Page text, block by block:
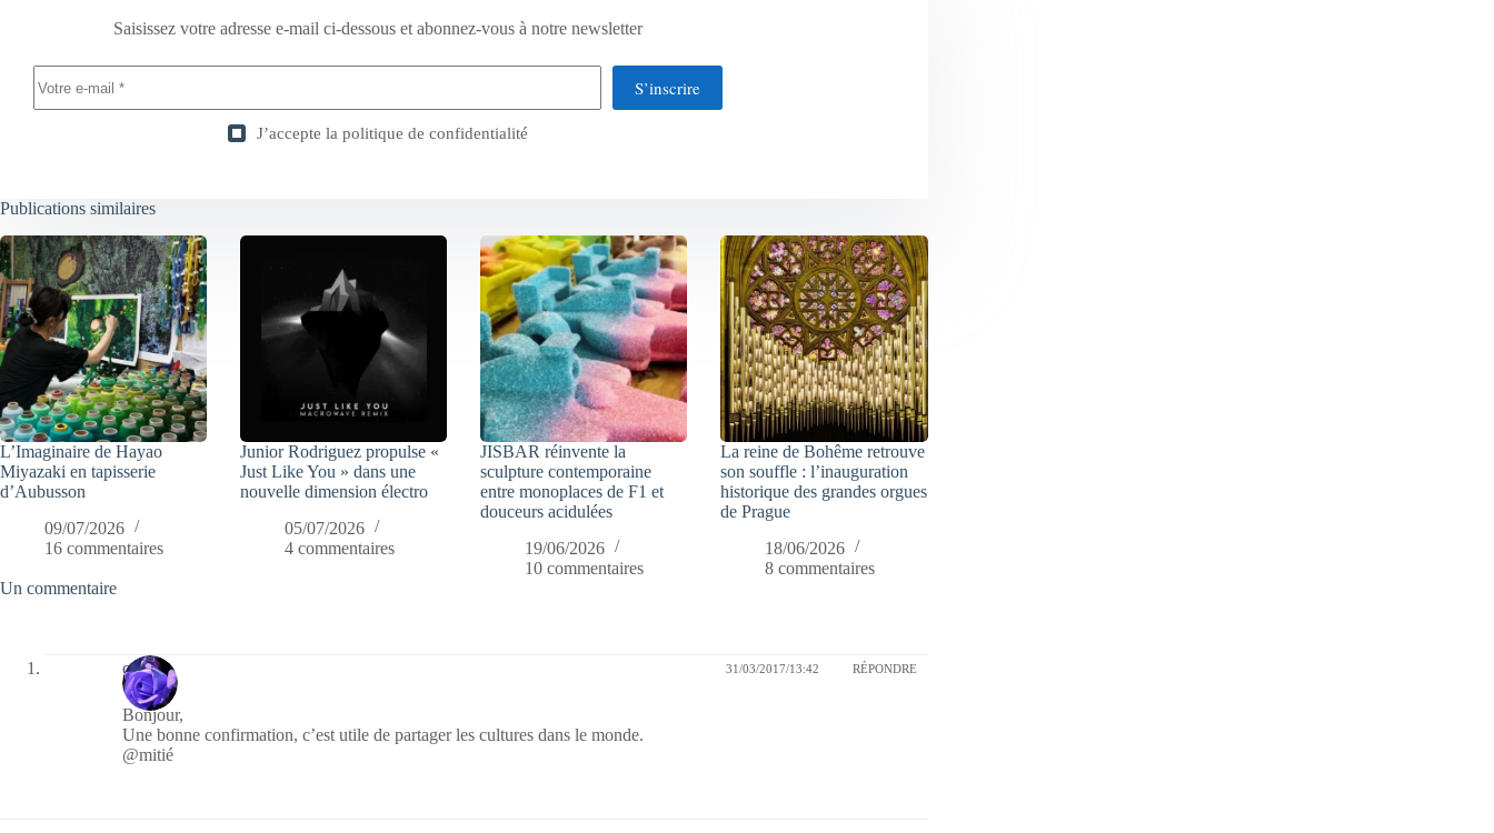
Saisissez votre adresse e-mail ci-dessous et abonnez-vous à notre newsletter
S’inscrire
J’accepte la politique de confidentialité
Publications similaires
L’Imaginaire de Hayao
Miyazaki en tapisserie
d’Aubusson
09/07/2026
16 commentaires
Junior Rodriguez propulse «
Just Like You » dans une
nouvelle dimension électro
05/07/2026
4 commentaires
JISBAR réinvente la
sculpture contemporaine
entre monoplaces de F1 et
douceurs acidulées
19/06/2026
10 commentaires
La reine de Bohême retrouve
son souffle : l’inauguration
historique des grandes orgues
de Prague
18/06/2026
8 commentaires
Un commentaire
covix 31/03/2017/13:42 RÉPONDRE
Bonjour,
Une bonne confirmation, c’est utile de partager les cultures dans le monde.
@mitié